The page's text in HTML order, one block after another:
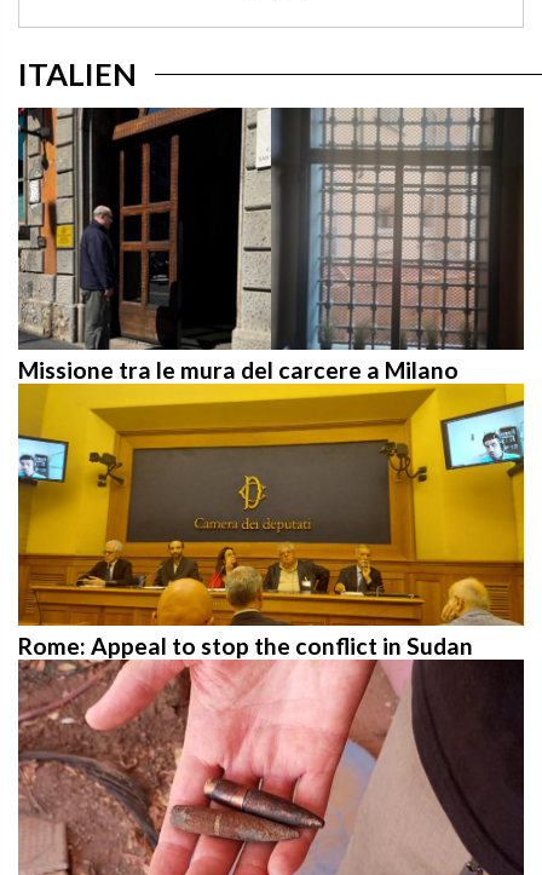
ITALIEN
Missione tra le mura del carcere a Milano
Rome: Appeal to stop the conflict in Sudan